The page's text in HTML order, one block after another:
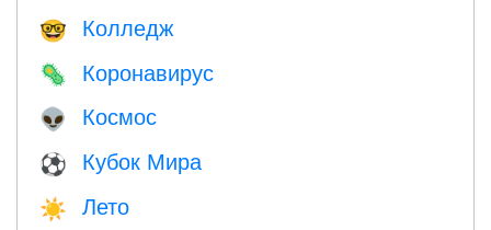
🤓 Колледж
🦠 Коронавирус
👽 Космос
⚽ Кубок Мира
☀️ Лето